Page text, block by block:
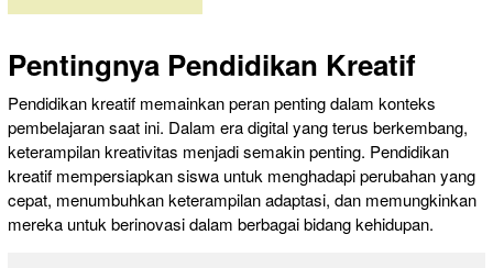
Pentingnya Pendidikan Kreatif
Pendidikan kreatif memainkan peran penting dalam konteks
pembelajaran saat ini. Dalam era digital yang terus berkembang,
keterampilan kreativitas menjadi semakin penting. Pendidikan
kreatif mempersiapkan siswa untuk menghadapi perubahan yang
cepat, menumbuhkan keterampilan adaptasi, dan memungkinkan
mereka untuk berinovasi dalam berbagai bidang kehidupan.